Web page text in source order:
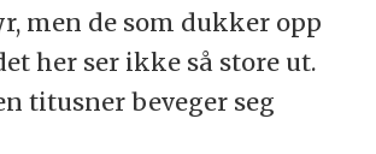
men de som dukker opp
her ser ikke så store ut.
titusner beveger seg